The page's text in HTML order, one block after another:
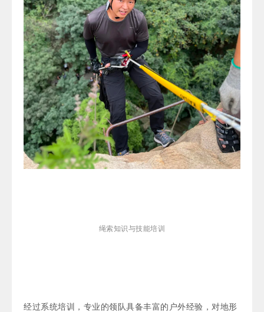
绳索知识与技能培训
经过系统培训，专业的领队具备丰富的户外经验，对地形